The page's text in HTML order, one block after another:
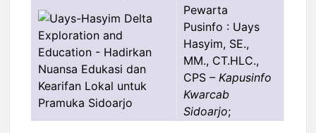
Pewarta
Pusinfo : Uays
Hasyim, SE.,
MM., CT.HLC.,
CPS– Kapusinfo
Kwarcab
Sidoarjo;